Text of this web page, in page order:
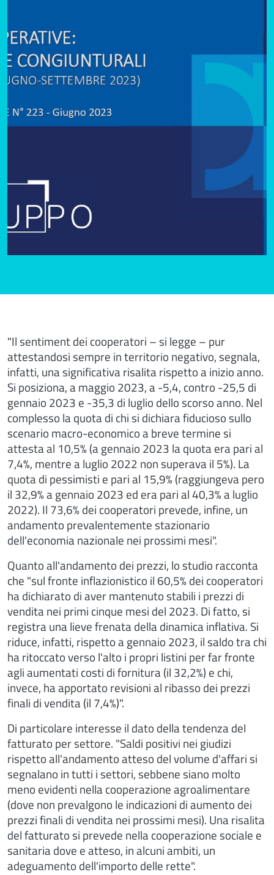
"Il sentiment dei cooperatori – si legge – pur
attestandosi sempre in territorio negativo, segnala,
infatti, una significativa risalita rispetto a inizio anno.
Si posiziona, a maggio 2023, a -5,4, contro -25,5 di
gennaio 2023 e -35,3 di luglio dello scorso anno. Nel
complesso la quota di chi si dichiara fiducioso sullo
scenario macro-economico a breve termine si
attesta al 10,5% (a gennaio 2023 la quota era pari al
7,4%, mentre a luglio 2022 non superava il 5%). La
quota di pessimisti e pari al 15,9% (raggiungeva pero
il 32,9% a gennaio 2023 ed era pari al 40,3% a luglio
2022). Il 73,6% dei cooperatori prevede, infine, un
andamento prevalentemente stazionario
dell'economia nazionale nei prossimi mesi".
Quanto all'andamento dei prezzi, lo studio racconta
che "sul fronte inflazionistico il 60,5% dei cooperatori
ha dichiarato di aver mantenuto stabili i prezzi di
vendita nei primi cinque mesi del 2023. Di fatto, si
registra una lieve frenata della dinamica inflativa. Si
riduce, infatti, rispetto a gennaio 2023, il saldo tra chi
ha ritoccato verso l'alto i propri listini per far fronte
agli aumentati costi di fornitura (il 32,2%) e chi,
invece, ha apportato revisioni al ribasso dei prezzi
finali di vendita (il 7,4%)".
Di particolare interesse il dato della tendenza deI
fatturato per settore. "Saldi positivi nei giudizi
rispetto all'andamento atteso del volume d'affari si
segnalano in tutti i settori, sebbene siano molto
meno evidenti nella cooperazione agroalimentare
(dove non prevalgono le indicazioni di aumento dei
prezzi finali di vendita nei prossimi mesi). Una risalita
del fatturato si prevede nella cooperazione sociale e
sanitaria dove e atteso, in alcuni ambiti, un
adeguamento dell'importo delle rette".